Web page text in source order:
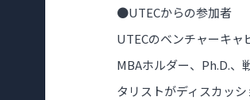
●UTECからの参加者
UTECのベンチャーキャ
MBAホルダー、Ph.D.、
タリストがディスカッシ